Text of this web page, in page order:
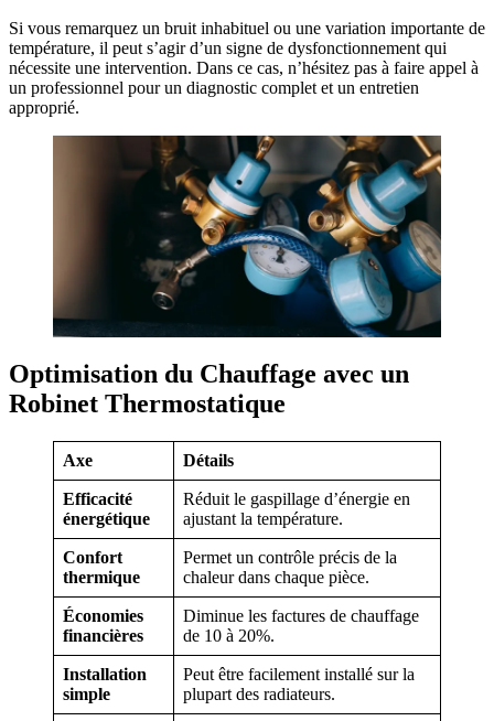
Si vous remarquez un bruit inhabituel ou une variation importante de
température, il peut s’agir d’un signe de dysfonctionnement qui
nécessite une intervention. Dans ce cas, n’hésitez pas à faire appel à
un professionnel pour un diagnostic complet et un entretien
approprié.
Optimisation du Chauffage avec un
Robinet Thermostatique
Axe Détails
Efficacité
énergétique
Réduit le gaspillage d’énergie en
ajustant la température.
Confort
thermique
Permet un contrôle précis de la
chaleur dans chaque pièce.
Économies
financières
Diminue les factures de chauffage
de 10 à 20%.
Installation
simple
Peut être facilement installé sur la
plupart des radiateurs.